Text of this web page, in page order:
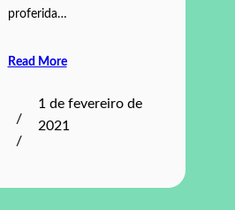
proferida…
Read More
/
/
1 de fevereiro de
2021